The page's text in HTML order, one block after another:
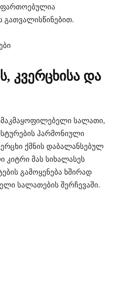
გათვალისწინებით.
კვერცხისა და
სალათი,
ჰარმონიული
ქმნის დაბალანსებულ
კიტრი მას სიხალასეს
გამოყენება ხშირად
სალათების შერჩევაში.